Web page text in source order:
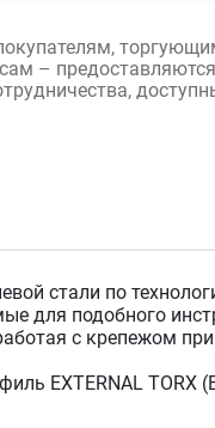
–
стали по
для подобного
с крепежом
EXTERNAL TORX